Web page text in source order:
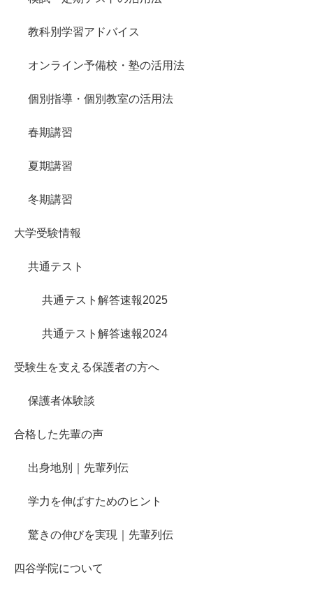
教科別学習アドバイス
オンライン予備校・塾の活用法
個別指導・個別教室の活用法
春期講習
夏期講習
冬期講習
大学受験情報
共通テスト
共通テスト解答速報2025
共通テスト解答速報2024
受験生を支える保護者の方へ
保護者体験談
合格した先輩の声
出身地別｜先輩列伝
学力を伸ばすためのヒント
驚きの伸びを実現｜先輩列伝
四谷学院について